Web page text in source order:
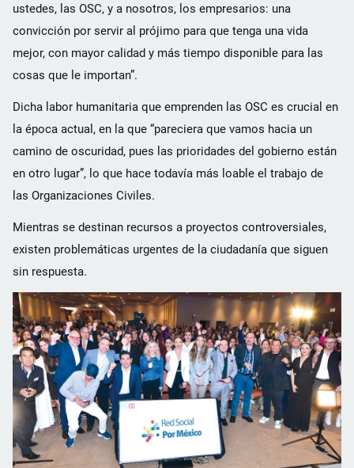
ustedes, las OSC, y a nosotros, los empresarios: una
convicción por servir al prójimo para que tenga una vida
mejor, con mayor calidad y más tiempo disponible para las
cosas que le importan”.
Dicha labor humanitaria que emprenden las OSC es crucial en
la época actual, en la que “pareciera que vamos hacia un
camino de oscuridad, pues las prioridades del gobierno están
en otro lugar”, lo que hace todavía más loable el trabajo de
las Organizaciones Civiles.
Mientras se destinan recursos a proyectos controversiales,
existen problemáticas urgentes de la ciudadanía que siguen
sin respuesta.